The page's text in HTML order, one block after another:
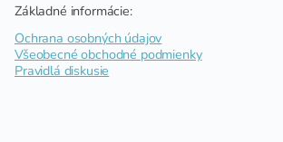
Základné informácie:
Ochrana osobných údajov
Všeobecné obchodné podmienky
Pravidlá diskusie